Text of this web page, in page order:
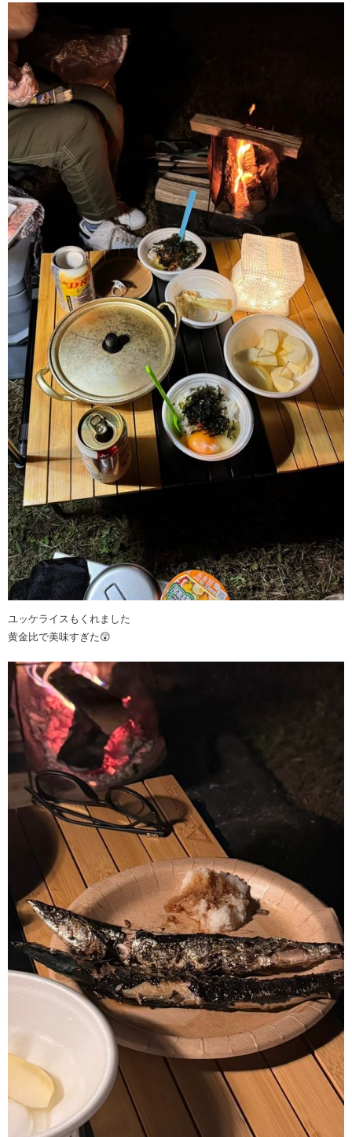
ユッケライスもくれました
黄金比で美味すぎた😲